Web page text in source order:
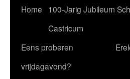
Home
100-Jarig Jubileum
Castricum
Eens proberen
vrijdagavond?